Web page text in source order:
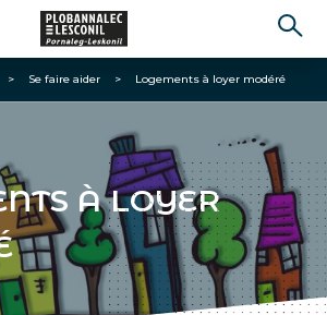
> Se faire aider > Logements à loyer modéré
À LOYER